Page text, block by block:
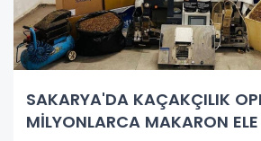
SAKARYA'DA KAÇAKÇILIK
MİLYONLARCA MAKARON